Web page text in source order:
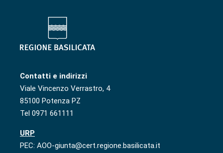
Contatti e indirizzi
Viale Vincenzo Verrastro, 4
85100 Potenza PZ
Tel 0971 661111
URP
PEC: AOO-giunta@cert.regione.basilicata.it